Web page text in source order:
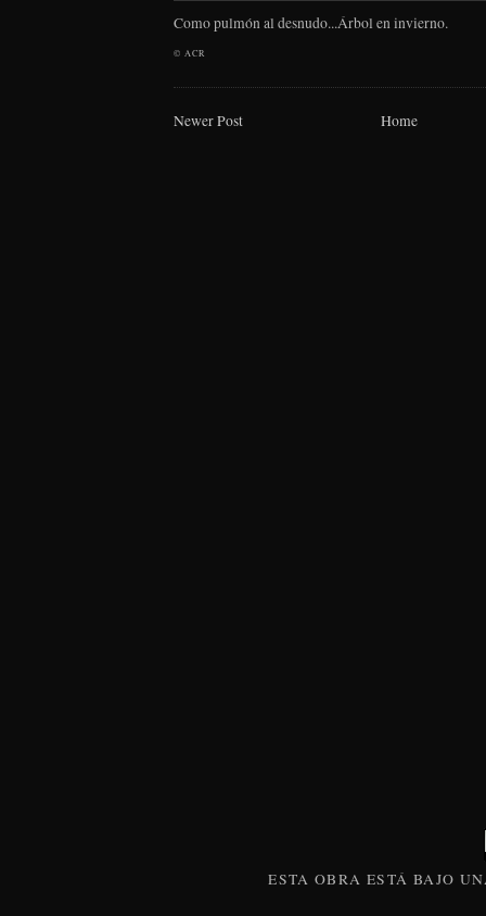
Como pulmón al desnudo...Árbol en invierno.
© ACR
Newer Post Home
ESTAOBRA ESTÁ BAJO